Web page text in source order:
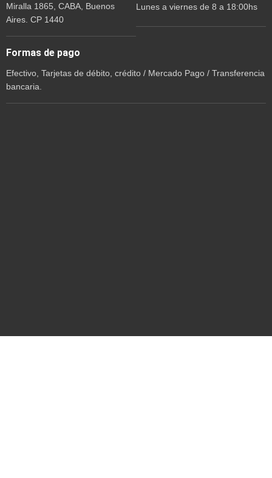
Miralla 1865, CABA, Buenos
Aires. CP 1440
Lunes a viernes de 8 a 18:00hs
Formas de pago
Efectivo, Tarjetas de débito, crédito / Mercado Pago / Transferencia
bancaria.